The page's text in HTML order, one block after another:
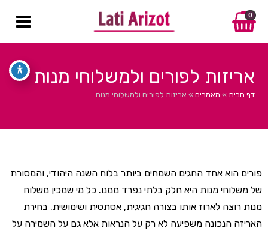
0
אריזות לפורים ולמשלוחי מנות
דף הבית » מאמרים » אריזות לפורים ולמשלוחי מנות
פורים הוא אחד החגים השמחים ביותר בלוח השנה היהודי, והמסורת
של משלוחי מנות היא חלק בלתי נפרד ממנו. כל מי שמכין משלוח
מנות רוצה לארוז אותו בצורה חגיגית, אסתטית ושימושית. בחירת
האריזה הנכונה משפיעה לא רק על הנראות אלא גם על השמירה על